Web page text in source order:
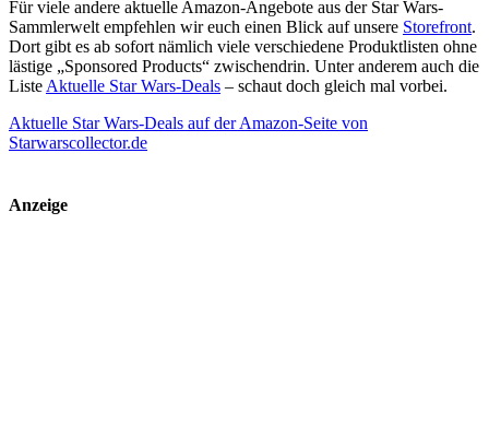
Für viele andere aktuelle Amazon-Angebote aus der Star Wars-
Sammlerwelt empfehlen wir euch einen Blick auf unsere Storefront.
Dort gibt es ab sofort nämlich viele verschiedene Produktlisten ohne
lästige „Sponsored Products“ zwischendrin. Unter anderem auch die
Liste Aktuelle Star Wars-Deals – schaut doch gleich mal vorbei.
Aktuelle Star Wars-Deals auf der Amazon-Seite von
Starwarscollector.de
Anzeige